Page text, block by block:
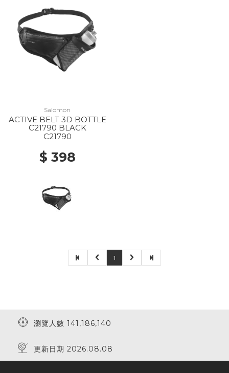
Salomon
ACTIVE BELT 3D BOTTLE
C21790 BLACK
C21790
$ 398
1
瀏覽人數 141,186,140
更新日期 2026.08.08